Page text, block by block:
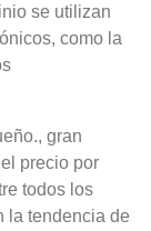
se utilizan
como la
gran
precio por
todos los
la tendencia de